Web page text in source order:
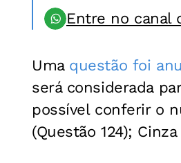
Entre no canal
Uma questão foi
será considerada
possível conferir o
(Questão 124);